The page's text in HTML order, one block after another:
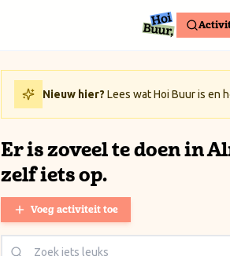
Nieuw hier? Lees wat Hoi Buur is en
Er is zoveel te doen in
zelf iets op.
Voeg activiteit toe